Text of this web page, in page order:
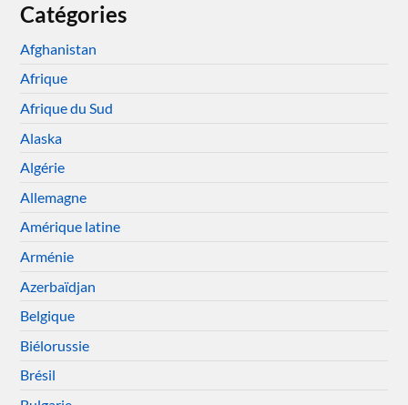
Catégories
Afghanistan
Afrique
Afrique du Sud
Alaska
Algérie
Allemagne
Amérique latine
Arménie
Azerbaïdjan
Belgique
Biélorussie
Brésil